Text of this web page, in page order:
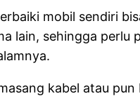
mobil sendiri
lain, sehingga
kabel atau